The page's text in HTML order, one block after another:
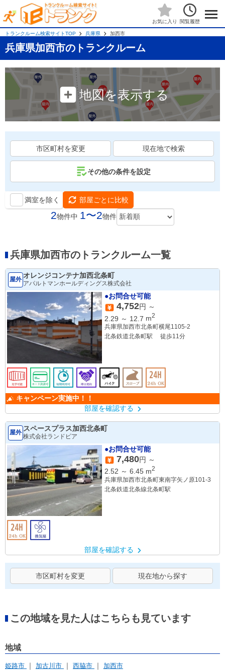
お気に入り 閲覧履歴
トランクルーム検索サイトTOP 兵庫県 加西市
兵庫県加西市のトランクルーム
地図を表示する
市区町村を変更 現在地で検索
その他の条件を設定
満室を除く 部屋ごとに比較
2物件中 1〜2物件
兵庫県加西市のトランクルーム一覧
屋外 オレンジコンテナ加西北条町
アパルトマンホールディングス株式会社
●お問合せ可能
4,752円 ～
2.29 ～ 12.7 m2
兵庫県加西市北条町横尾1105-2
北条鉄道北条町駅 徒歩11分
キャンペーン実施中！！
部屋を確認する
屋外 スペースプラス加西北条町
株式会社ランドピア
●お問合せ可能
7,480円 ～
2.52 ～ 6.45 m2
兵庫県加西市北条町東南字矢ノ原101-3
北条鉄道北条線北条町駅
部屋を確認する
市区町村を変更 現在地から探す
この地域を見た人はこちらも見ています
地域
姫路市 加古川市 西脇市 加西市